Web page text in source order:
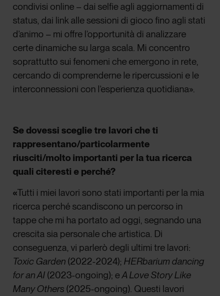
condivisi online – dai selfie agli aggiornamenti di
status, dai link alle sessioni di gioco fino agli stati
d’animo – mi offre l’opportunità di analizzare
certe dinamiche su larga scala. Mi concentro
soprattutto sui fenomeni che emergono in rete,
cercando di comprenderne le ripercussioni e le
interconnessioni con l’esperienza quotidiana».
Se dovessi sceglie tre lavori che ti
rappresentano/particolarmente
riusciti/molto importanti per la tua ricerca
quali citeresti e perché?
«Tutti i miei lavori sono stati importanti per la mia
ricerca perché scandiscono un percorso in
tappe che mi ha portato ad oggi, segnando una
crescita sia personale che artistica. Di
conseguenza, vi parlerò degli ultimi tre lavori:
Toxic Garden (2022-2024);HERbarium dancing
for an AI (2023-ongoing); eA Love Story Like
Many Others (2025-ongoing). Questi lavori